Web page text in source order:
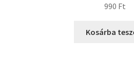
990 Ft
Kosárba